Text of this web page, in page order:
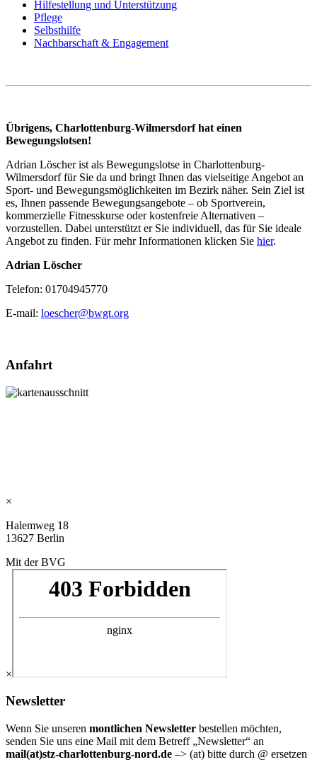
Hilfestellung und Unterstützung
Pflege
Selbsthilfe
Nachbarschaft & Engagement
Übrigens, Charlottenburg-Wilmersdorf hat einen
Bewegungslotsen!
Adrian Löscher ist als Bewegungslotse in Charlottenburg-
Wilmersdorf für Sie da und bringt Ihnen das vielseitige Angebot an
Sport- und Bewegungsmöglichkeiten im Bezirk näher. Sein Ziel ist
es, Ihnen passende Bewegungsangebote – ob Sportverein,
kommerzielle Fitnesskurse oder kostenfreie Alternativen –
vorzustellen. Dabei unterstützt er Sie individuell, das für Sie ideale
Angebot zu finden. Für mehr Informationen klicken Sie hier.
Adrian Löscher
Telefon: 01704945770
E-mail: loescher@bwgt.org
Anfahrt
×
Halemweg 18
13627 Berlin
Mit der BVG
×
Newsletter
Wenn Sie unseren montlichen Newsletter bestellen möchten,
senden Sie uns eine Mail mit dem Betreff „Newsletter“ an
mail(at)stz-charlottenburg-nord.de –> (at) bitte durch @ ersetzen